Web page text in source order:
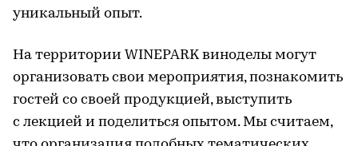
уникальный опыт.
На территории WINEPARK виноделы могут
организовать свои мероприятия, познакомить
гостей со своей продукцией, выступить
с лекцией и поделиться опытом. Мы считаем,